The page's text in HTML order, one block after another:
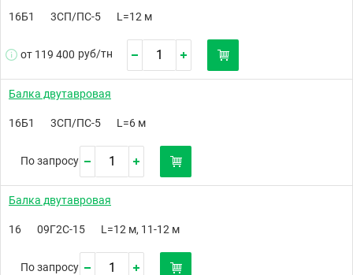
16Б1 3СП/ПС-5 L=12 м
от 119 400 руб/тн
Балка двутавровая
16Б1 3СП/ПС-5 L=6 м
По запросу
Балка двутавровая
16 09Г2С-15 L=12 м, 11-12 м
По запросу